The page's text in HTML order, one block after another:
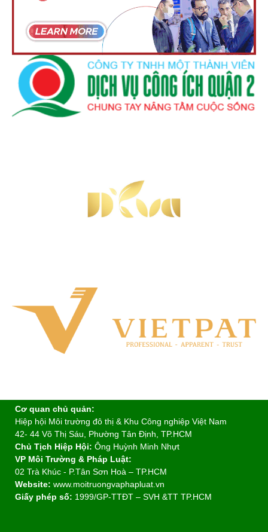
Cơ quan chủ quản:
Hiệp hội Môi trường đô thị & Khu Công nghiệp Việt Nam
42- 44 Võ Thị Sáu, Phường Tân Định, TP.HCM
Chủ Tịch Hiệp Hội: Ông Huỳnh Minh Nhựt
VP Môi Trường & Pháp Luật:
02 Trà Khúc - P.Tân Sơn Hoà – TP.HCM
Website: www.moitruongvaphapluat.vn
Giấy phép số: 1999/GP-TTĐT – SVH &TT TP.HCM